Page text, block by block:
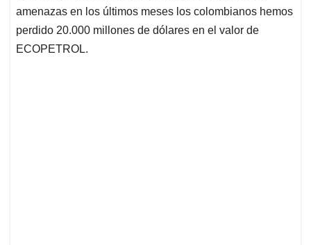
amenazas en los últimos meses los colombianos hemos
perdido 20.000 millones de dólares en el valor de
ECOPETROL.